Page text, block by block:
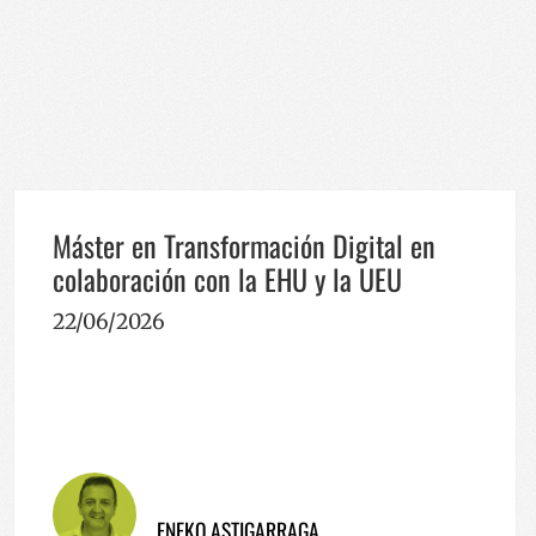
Máster en Transformación Digital en
colaboración con la EHU y la UEU
22/06/2026
ENEKO ASTIGARRAGA
erabiltzen
beren
eta
erabiltzen da
baimenari
pribatutasun
etorkizuneko
bat ezartzen
analisia